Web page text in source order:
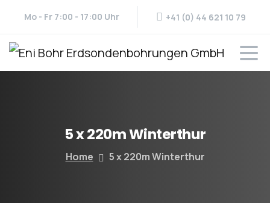
Mo - Fr 7:00 - 17:00 Uhr +41 (0) 44 621 10 79
5x220mWinterthur
Home 5 x 220m Winterthur